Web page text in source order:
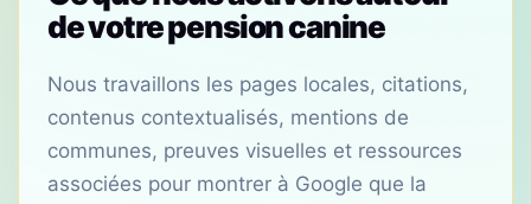
de votre pension canine
Nous travaillons les pages locales, citations,
contenus contextualisés, mentions de
communes, preuves visuelles et ressources
associées pour montrer à Google que la